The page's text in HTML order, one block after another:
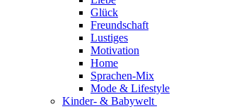
Glück
Freundschaft
Lustiges
Motivation
Home
Sprachen-Mix
Mode & Lifestyle
Kinder- & Babywelt